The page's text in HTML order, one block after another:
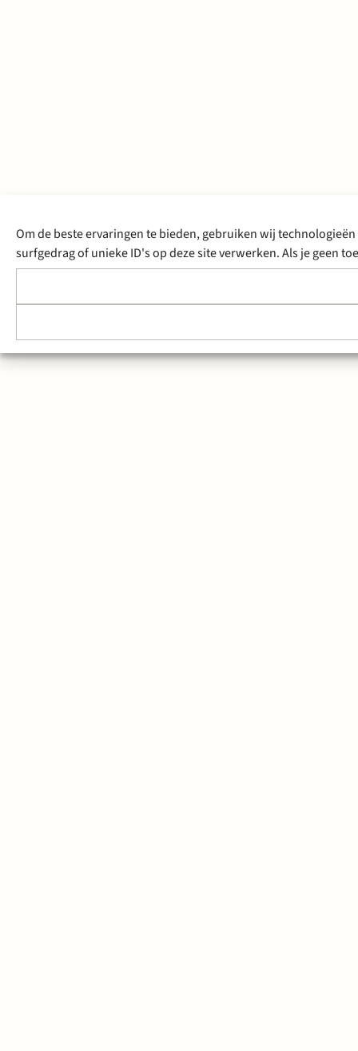
Om de beste ervaringen te bieden, gebruiken wij
surfgedrag of unieke ID's op deze site verwerken. Als je geen